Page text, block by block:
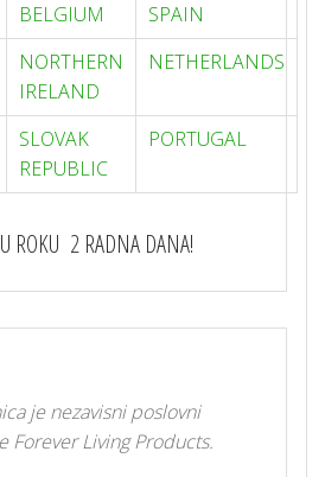
BELGIUM
SPAIN
NORTHERN
IRELAND
NETHERLANDS
SLOVAK
REPUBLIC
PORTUGAL
ROKU 2 RADNA DANA!
je nezavisni poslovni
Forever Living Products.